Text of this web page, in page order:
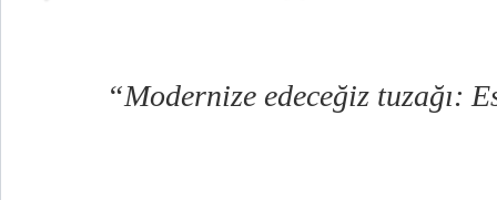
“Modernize edeceğiz tuzağı: